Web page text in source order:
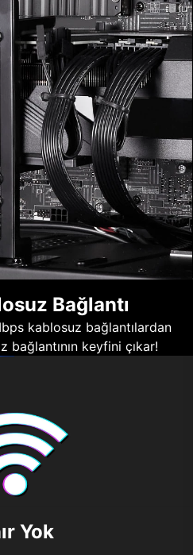
Bağlantı
kablosuz bağlantılardan
keyfini çıkar!
Yok